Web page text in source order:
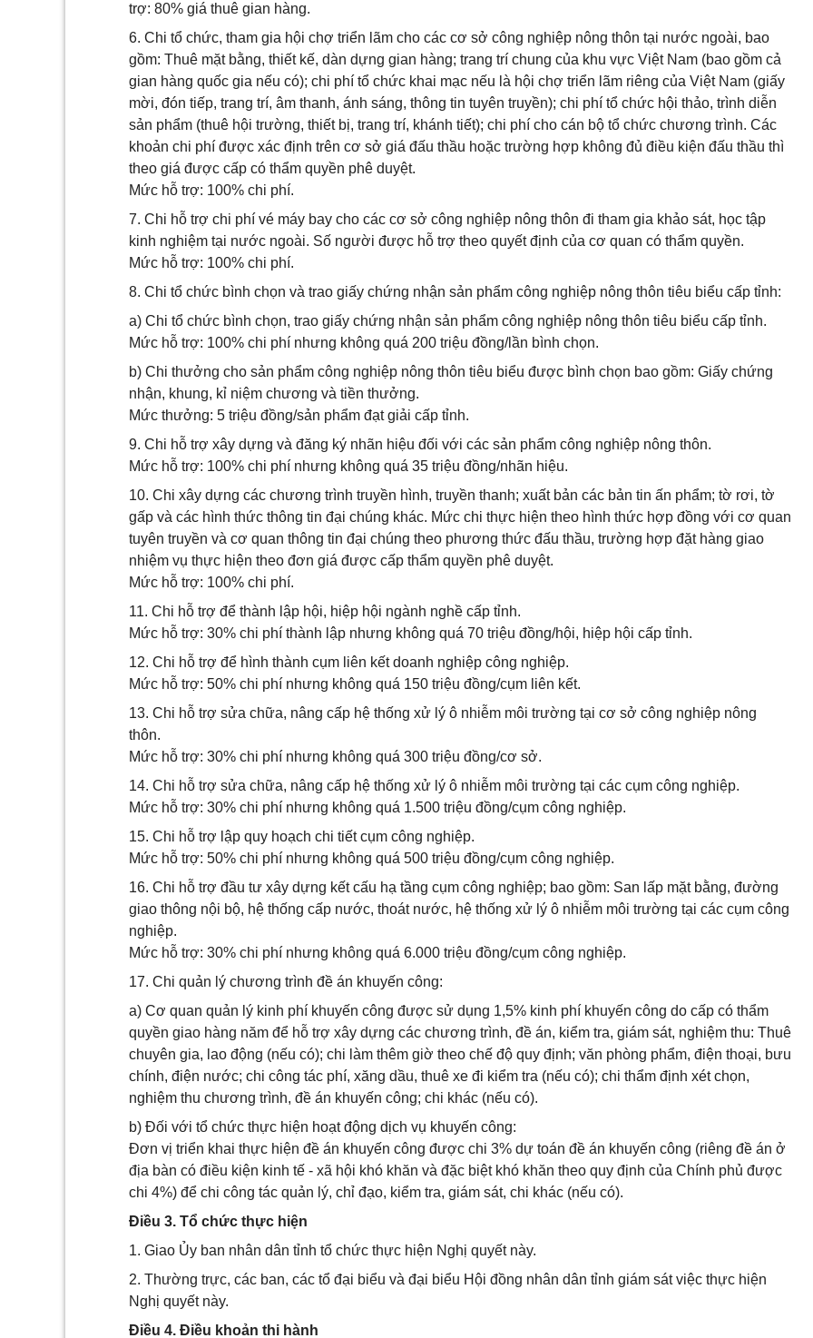
trợ: 80% giá thuê gian hàng.
6. Chi tổ chức, tham gia hội chợ triển lãm cho các cơ sở công nghiệp nông thôn tại nước ngoài, bao
gồm: Thuê mặt bằng, thiết kế, dàn dựng gian hàng; trang trí chung của khu vực Việt Nam (bao gồm cả
gian hàng quốc gia nếu có); chi phí tổ chức khai mạc nếu là hội chợ triển lãm riêng của Việt Nam (giấy
mời, đón tiếp, trang trí, âm thanh, ánh sáng, thông tin tuyên truyền); chi phí tổ chức hội thảo, trình diễn
sản phẩm (thuê hội trường, thiết bị, trang trí, khánh tiết); chi phí cho cán bộ tổ chức chương trình. Các
khoản chi phí được xác định trên cơ sở giá đấu thầu hoặc trường hợp không đủ điều kiện đấu thầu thì
theo giá được cấp có thẩm quyền phê duyệt.
Mức hỗ trợ: 100% chi phí.
7. Chi hỗ trợ chi phí vé máy bay cho các cơ sở công nghiệp nông thôn đi tham gia khảo sát, học tập
kinh nghiệm tại nước ngoài. Số người được hỗ trợ theo quyết định của cơ quan có thẩm quyền.
Mức hỗ trợ: 100% chi phí.
8. Chi tổ chức bình chọn và trao giấy chứng nhận sản phẩm công nghiệp nông thôn tiêu biểu cấp tỉnh:
a) Chi tổ chức bình chọn, trao giấy chứng nhận sản phẩm công nghiệp nông thôn tiêu biểu cấp tỉnh.
Mức hỗ trợ: 100% chi phí nhưng không quá 200 triệu đồng/lần bình chọn.
b) Chi thưởng cho sản phẩm công nghiệp nông thôn tiêu biểu được bình chọn bao gồm: Giấy chứng
nhận, khung, kỉ niệm chương và tiền thưởng.
Mức thưởng: 5 triệu đồng/sản phẩm đạt giải cấp tỉnh.
9. Chi hỗ trợ xây dựng và đăng ký nhãn hiệu đối với các sản phẩm công nghiệp nông thôn.
Mức hỗ trợ: 100% chi phí nhưng không quá 35 triệu đồng/nhãn hiệu.
10. Chi xây dựng các chương trình truyền hình, truyền thanh; xuất bản các bản tin ấn phẩm; tờ rơi, tờ
gấp và các hình thức thông tin đại chúng khác. Mức chi thực hiện theo hình thức hợp đồng với cơ quan
tuyên truyền và cơ quan thông tin đại chúng theo phương thức đấu thầu, trường hợp đặt hàng giao
nhiệm vụ thực hiện theo đơn giá được cấp thẩm quyền phê duyệt.
Mức hỗ trợ: 100% chi phí.
11. Chi hỗ trợ để thành lập hội, hiệp hội ngành nghề cấp tỉnh.
Mức hỗ trợ: 30% chi phí thành lập nhưng không quá 70 triệu đồng/hội, hiệp hội cấp tỉnh.
12. Chi hỗ trợ để hình thành cụm liên kết doanh nghiệp công nghiệp.
Mức hỗ trợ: 50% chi phí nhưng không quá 150 triệu đồng/cụm liên kết.
13. Chi hỗ trợ sửa chữa, nâng cấp hệ thống xử lý ô nhiễm môi trường tại cơ sở công nghiệp nông
thôn.
Mức hỗ trợ: 30% chi phí nhưng không quá 300 triệu đồng/cơ sở.
14. Chi hỗ trợ sửa chữa, nâng cấp hệ thống xử lý ô nhiễm môi trường tại các cụm công nghiệp.
Mức hỗ trợ: 30% chi phí nhưng không quá 1.500 triệu đồng/cụm công nghiệp.
15. Chi hỗ trợ lập quy hoạch chi tiết cụm công nghiệp.
Mức hỗ trợ: 50% chi phí nhưng không quá 500 triệu đồng/cụm công nghiệp.
16. Chi hỗ trợ đầu tư xây dựng kết cấu hạ tầng cụm công nghiệp; bao gồm: San lấp mặt bằng, đường
giao thông nội bộ, hệ thống cấp nước, thoát nước, hệ thống xử lý ô nhiễm môi trường tại các cụm công
nghiệp.
Mức hỗ trợ: 30% chi phí nhưng không quá 6.000 triệu đồng/cụm công nghiệp.
17. Chi quản lý chương trình đề án khuyến công:
a) Cơ quan quản lý kinh phí khuyến công được sử dụng 1,5% kinh phí khuyến công do cấp có thẩm
quyền giao hàng năm để hỗ trợ xây dựng các chương trình, đề án, kiểm tra, giám sát, nghiệm thu: Thuê
chuyên gia, lao động (nếu có); chi làm thêm giờ theo chế độ quy định; văn phòng phẩm, điện thoại, bưu
chính, điện nước; chi công tác phí, xăng dầu, thuê xe đi kiểm tra (nếu có); chi thẩm định xét chọn,
nghiệm thu chương trình, đề án khuyến công; chi khác (nếu có).
b) Đối với tổ chức thực hiện hoạt động dịch vụ khuyến công:
Đơn vị triển khai thực hiện đề án khuyến công được chi 3% dự toán đề án khuyến công (riêng đề án ở
địa bàn có điều kiện kinh tế - xã hội khó khăn và đặc biệt khó khăn theo quy định của Chính phủ được
chi 4%) để chi công tác quản lý, chỉ đạo, kiểm tra, giám sát, chi khác (nếu có).
Điều 3. Tổ chức thực hiện
1. Giao Ủy ban nhân dân tỉnh tổ chức thực hiện Nghị quyết này.
2. Thường trực, các ban, các tổ đại biểu và đại biểu Hội đồng nhân dân tỉnh giám sát việc thực hiện
Nghị quyết này.
Điều 4. Điều khoản thi hành